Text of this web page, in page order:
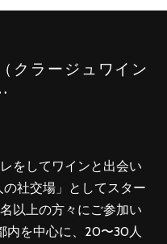
クラージュワイン
をしてワインと出会い
社交場」としてスター
以上の方々にご参加い
内を中心に、20〜30人